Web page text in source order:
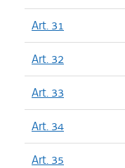
Art. 31
Art. 32
Art. 33
Art. 34
Art. 35